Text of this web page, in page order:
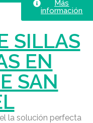
Más
información
SILLAS
EN
SAN
la solución perfecta